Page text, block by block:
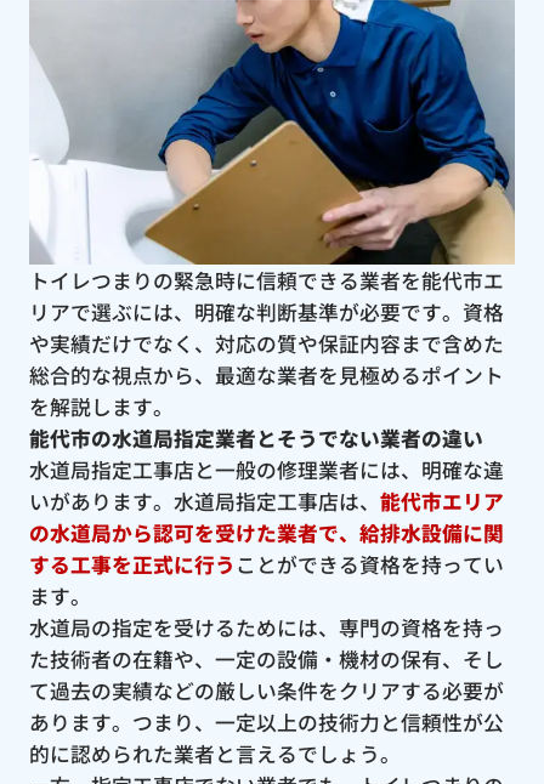
トイレつまりの緊急時に信頼できる業者を能代市エ
リアで選ぶには、明確な判断基準が必要です。資格
や実績だけでなく、対応の質や保証内容まで含めた
総合的な視点から、最適な業者を見極めるポイント
を解説します。
能代市の水道局指定業者とそうでない業者の違い
水道局指定工事店と一般の修理業者には、明確な違
いがあります。水道局指定工事店は、 能代市エリア
の水道局から認可を受けた業者で、給排水設備に関
する工事を正式に行う ことができる資格を持ってい
ます。
水道局の指定を受けるためには、専門の資格を持っ
た技術者の在籍や、一定の設備・機材の保有、そし
て過去の実績などの厳しい条件をクリアする必要が
あります。つまり、一定以上の技術力と信頼性が公
的に認められた業者と言えるでしょう。